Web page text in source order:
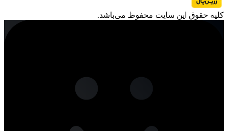
کليه حقوق اين سايت محفوظ می‌باشد.